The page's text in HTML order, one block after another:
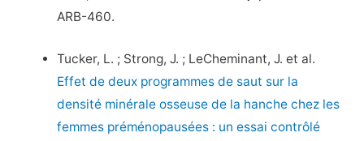
ARB-460.
Tucker, L. ; Strong, J. ; LeCheminant, J. et al.
Effet de deux programmes de saut sur la
densité minérale osseuse de la hanche chez les
femmes préménopausées : un essai contrôlé